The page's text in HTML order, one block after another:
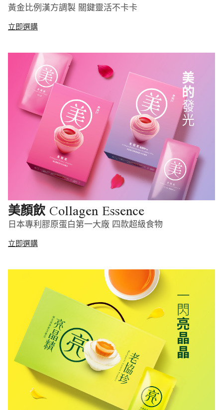
黃金比例漢方調製 關鍵靈活不卡卡
立即選購
美顏飲 Collagen Essence
日本專利膠原蛋白第一大廠 四款超級食物
立即選購